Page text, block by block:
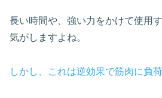
長い時間や、強い力をかけて使用
気がしますよね。
しかし、これは逆効果で筋肉に負